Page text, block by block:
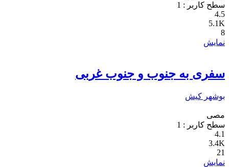
سطح کاربر : 1
4.5
5.1K
8
نمایش
سفری به جنوب و جنوب غربی
بوشهر کیش
مصی
سطح کاربر : 1
4.1
3.4K
21
نمایش